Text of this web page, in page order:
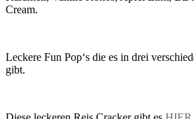
Cream.
Leckere Fun Pop‘s die es in drei
gibt.